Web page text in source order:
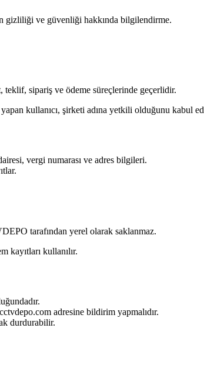
gizliliği ve güvenliği hakkında bilgilendirme.
sipariş ve ödeme süreçlerinde geçerlidir.
kullanıcı, şirketi adına yetkili olduğunu kabul
vergi numarası ve adres bilgileri.
tarafından yerel olarak saklanmaz.
kayıtları kullanılır.
adresine bildirim yapmalıdır.
durdurabilir.